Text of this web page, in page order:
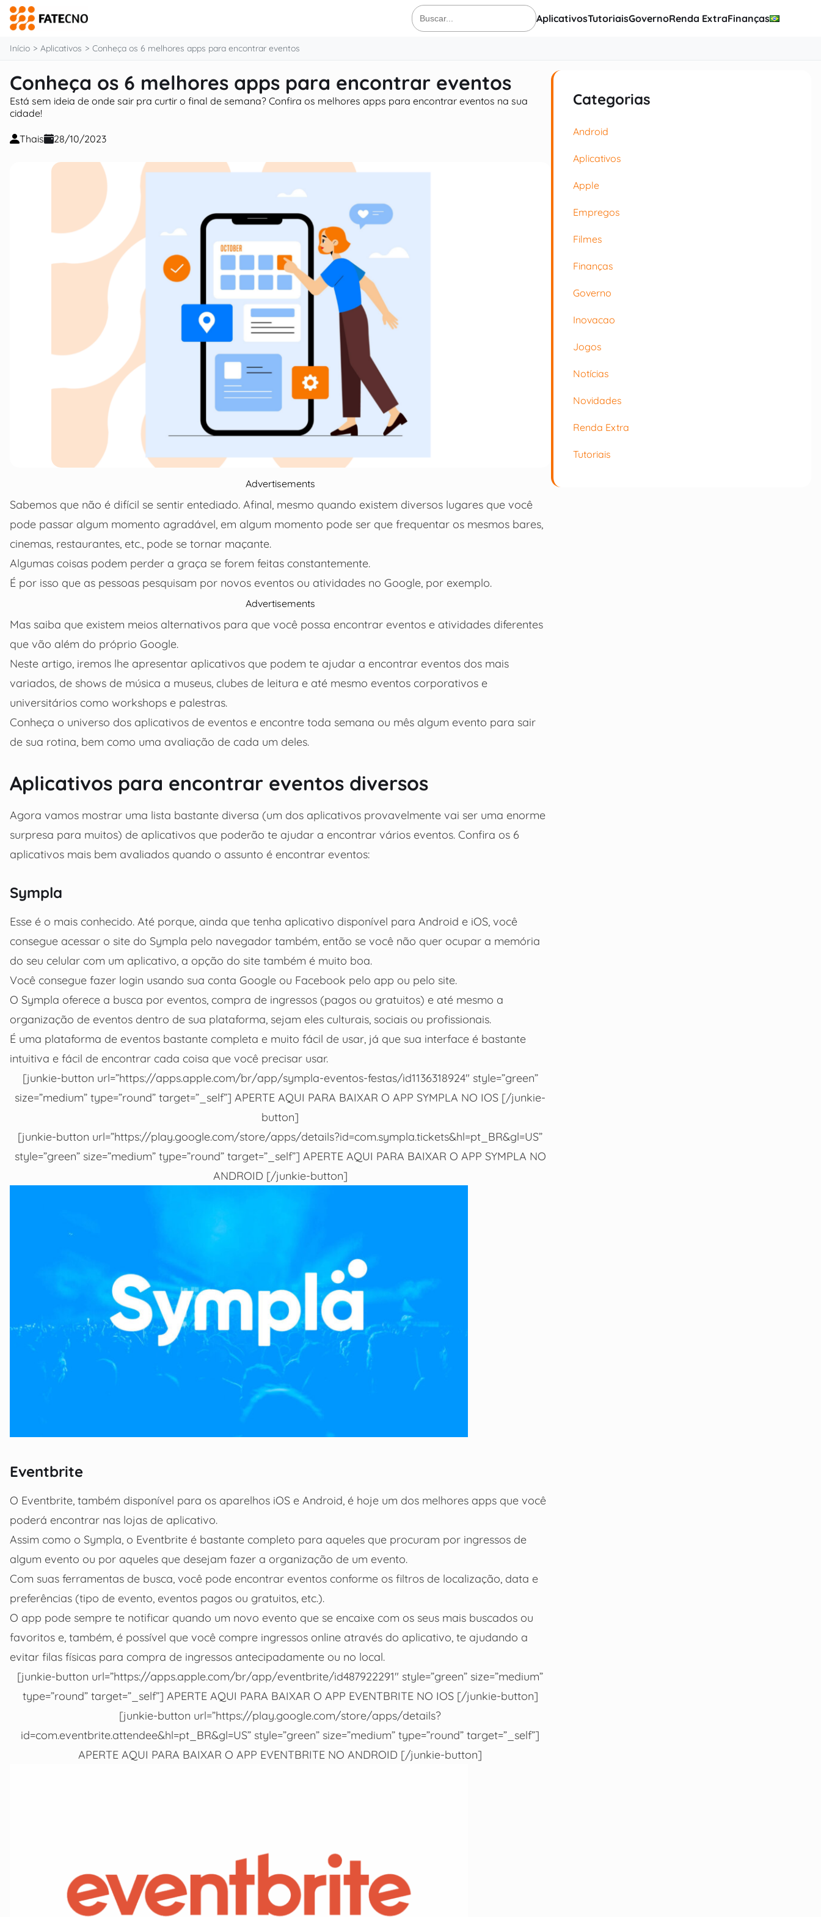
conteúdo
Buscar
por:
AplicativosTutoriaisGovernoRenda ExtraFinanças
Início Aplicativos Conheça os 6 melhores apps para encontrar eventos
Conheça os 6 melhores apps para encontrar eventos
Está sem ideia de onde sair pra curtir o final de semana? Confira os melhores apps para encontrar eventos na sua
cidade!
Thais 28/10/2023
Advertisements
Sabemos que não é difícil se sentir entediado. Afinal, mesmo quando existem diversos lugares que você
pode passar algum momento agradável, em algum momento pode ser que frequentar os mesmos bares,
cinemas, restaurantes, etc., pode se tornar maçante.
Algumas coisas podem perder a graça se forem feitas constantemente.
É por isso que as pessoas pesquisam por novos eventos ou atividades no Google, por exemplo.
Advertisements
Mas saiba que existem meios alternativos para que você possa encontrar eventos e atividades diferentes
que vão além do próprio Google.
Neste artigo, iremos lhe apresentar aplicativos que podem te ajudar a encontrar eventos dos mais
variados, de shows de música a museus, clubes de leitura e até mesmo eventos corporativos e
universitários como workshops e palestras.
Conheça o universo dos aplicativos de eventos e encontre toda semana ou mês algum evento para sair
de sua rotina, bem como uma avaliação de cada um deles.
Aplicativos para encontrar eventos diversos
Agora vamos mostrar uma lista bastante diversa (um dos aplicativos provavelmente vai ser uma enorme
surpresa para muitos) de aplicativos que poderão te ajudar a encontrar vários eventos. Confira os 6
aplicativos mais bem avaliados quando o assunto é encontrar eventos:
Sympla
Esse é o mais conhecido. Até porque, ainda que tenha aplicativo disponível para Android e iOS, você
consegue acessar o site do Sympla pelo navegador também, então se você não quer ocupar a memória
do seu celular com um aplicativo, a opção do site também é muito boa.
Você consegue fazer login usando sua conta Google ou Facebook pelo app ou pelo site.
O Sympla oferece a busca por eventos, compra de ingressos (pagos ou gratuitos) e até mesmo a
organização de eventos dentro de sua plataforma, sejam eles culturais, sociais ou profissionais.
É uma plataforma de eventos bastante completa e muito fácil de usar, já que sua interface é bastante
intuitiva e fácil de encontrar cada coisa que você precisar usar.
[junkie-button url=”https://apps.apple.com/br/app/sympla-eventos-festas/id1136318924″ style=”green”
size=”medium” type=”round” target=”_self”] APERTE AQUI PARA BAIXAR O APP SYMPLA NO IOS [/junkie-
button]
[junkie-button url=”https://play.google.com/store/apps/details?id=com.sympla.tickets&hl=pt_BR&gl=US”
style=”green” size=”medium” type=”round” target=”_self”] APERTE AQUI PARA BAIXAR O APP SYMPLA NO
ANDROID [/junkie-button]
Eventbrite
O Eventbrite, também disponível para os aparelhos iOS e Android, é hoje um dos melhores apps que você
poderá encontrar nas lojas de aplicativo.
Assim como o Sympla, o Eventbrite é bastante completo para aqueles que procuram por ingressos de
algum evento ou por aqueles que desejam fazer a organização de um evento.
Com suas ferramentas de busca, você pode encontrar eventos conforme os filtros de localização, data e
preferências (tipo de evento, eventos pagos ou gratuitos, etc.).
O app pode sempre te notificar quando um novo evento que se encaixe com os seus mais buscados ou
favoritos e, também, é possível que você compre ingressos online através do aplicativo, te ajudando a
evitar filas físicas para compra de ingressos antecipadamente ou no local.
[junkie-button url=”https://apps.apple.com/br/app/eventbrite/id487922291″ style=”green” size=”medium”
type=”round” target=”_self”] APERTE AQUI PARA BAIXAR O APP EVENTBRITE NO IOS [/junkie-button]
[junkie-button url=”https://play.google.com/store/apps/details?
id=com.eventbrite.attendee&hl=pt_BR&gl=US” style=”green” size=”medium” type=”round” target=”_self”]
APERTE AQUI PARA BAIXAR O APP EVENTBRITE NO ANDROID [/junkie-button]
Categorias
Android
Aplicativos
Apple
Empregos
Filmes
Finanças
Governo
Inovacao
Jogos
Notícias
Novidades
Renda Extra
Tutoriais